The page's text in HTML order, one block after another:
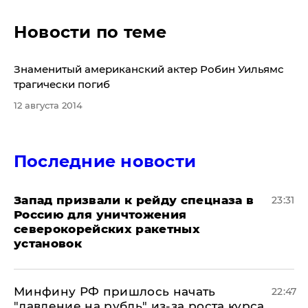
Новости по теме
​Знаменитый американский актер Робин Уильямс
трагически погиб
12 августа 2014
Последние новости
Запад призвали к рейду спецназа в
Россию для уничтожения
северокорейских ракетных
установок
23:31
Минфину РФ пришлось начать
22:47